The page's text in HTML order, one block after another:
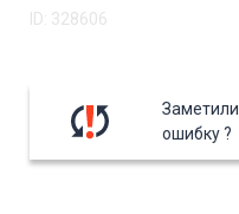
ID: 328606
Заметили
ошибку ?